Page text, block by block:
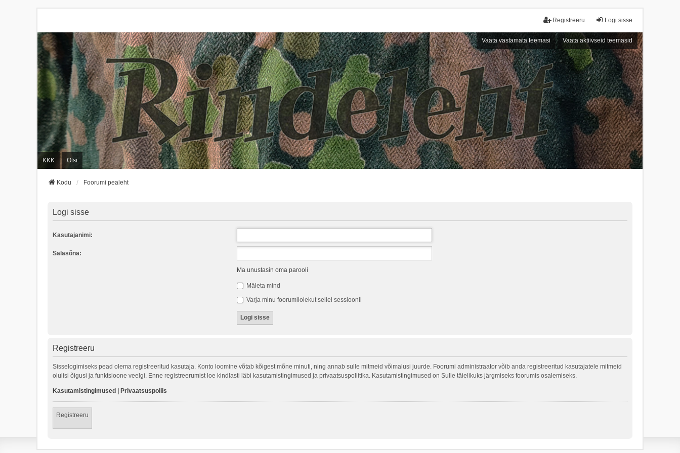
Logi sisse
Registreeru
Vaata vastamata teemasi Vaata aktiivseid teemasid
KKK Otsi
Kodu Foorumi pealeht
Logi sisse
Kasutajanimi:
Salasõna:
Ma unustasin oma parooli
Mäleta mind
Varja minu foorumilolekut sellel sessioonil
Registreeru
Sisselogimiseks pead olema registreeritud kasutaja. Konto loomine võtab kõigest mõne minuti, ning annab sulle mitmeid võimalusi juurde. Foorumi administraator võib anda registreeritud kasutajatele mitmeid
olulisi õigusi ja funktsioone veelgi. Enne registreerumist loe kindlasti läbi kasutamistingimused ja privaatsuspoliitika. Kasutamistingimused on Sulle täielikuks järgmiseks foorumis osalemiseks.
Kasutamistingimused | Privaatsuspoliis
Registreeru